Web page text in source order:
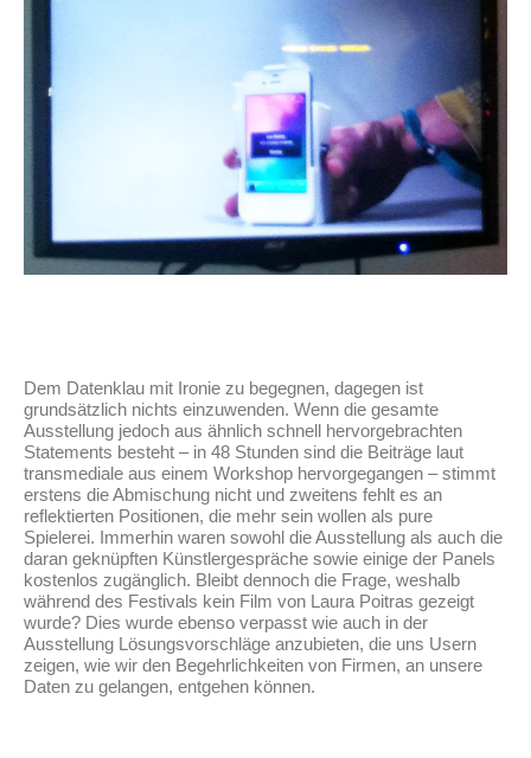
Dem Datenklau mit Ironie zu begegnen, dagegen ist
grundsätzlich nichts einzuwenden. Wenn die gesamte
Ausstellung jedoch aus ähnlich schnell hervorgebrachten
Statements besteht – in 48 Stunden sind die Beiträge laut
transmediale aus einem Workshop hervorgegangen – stimmt
erstens die Abmischung nicht und zweitens fehlt es an
reflektierten Positionen, die mehr sein wollen als pure
Spielerei. Immerhin waren sowohl die Ausstellung als auch die
daran geknüpften Künstlergespräche sowie einige der Panels
kostenlos zugänglich. Bleibt dennoch die Frage, weshalb
während des Festivals kein Film von Laura Poitras gezeigt
wurde? Dies wurde ebenso verpasst wie auch in der
Ausstellung Lösungsvorschläge anzubieten, die uns Usern
zeigen, wie wir den Begehrlichkeiten von Firmen, an unsere
Daten zu gelangen, entgehen können.